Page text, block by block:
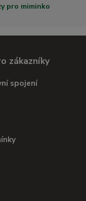
pro miminko
zákazníky
spojení